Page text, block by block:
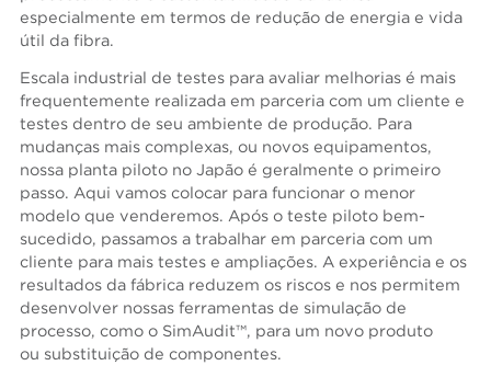
especialmente em termos de redução de energia e vida
útil da fibra.
Escala industrial de testes para avaliar melhorias é mais
frequentemente realizada em parceria com um cliente e
testes dentro de seu ambiente de produção. Para
mudanças mais complexas, ou novos equipamentos,
nossa planta piloto no Japão é geralmente o primeiro
passo. Aqui vamos colocar para funcionar o menor
modelo que venderemos. Após o teste piloto bem-
sucedido, passamos a trabalhar em parceria com um
cliente para mais testes e ampliações. A experiência e os
resultados da fábrica reduzem os riscos e nos permitem
desenvolver nossas ferramentas de simulação de
processo, como o SimAudit™, para um novo produto
ou substituição de componentes.